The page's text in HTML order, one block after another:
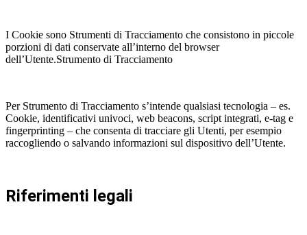
I Cookie sono Strumenti di Tracciamento che consistono in piccole
porzioni di dati conservate all’interno del browser
dell’Utente.Strumento di Tracciamento
Per Strumento di Tracciamento s’intende qualsiasi tecnologia – es.
Cookie, identificativi univoci, web beacons, script integrati, e-tag e
fingerprinting – che consenta di tracciare gli Utenti, per esempio
raccogliendo o salvando informazioni sul dispositivo dell’Utente.
Riferimenti legali